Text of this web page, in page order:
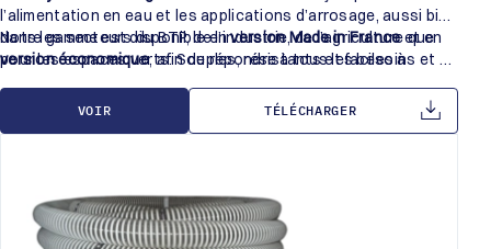
l’alimentation en eau et les applications d’arrosage, aussi bien
dans les secteurs du BTP, de l’industrie, de l’agriculture que
pour les espaces verts. Souples, résistants et faciles à
Notre gamme est disponible enversion Made in Franceet en
version économique, afin de répondre à tous les besoins et à
VOIR TÉLÉCHARGER